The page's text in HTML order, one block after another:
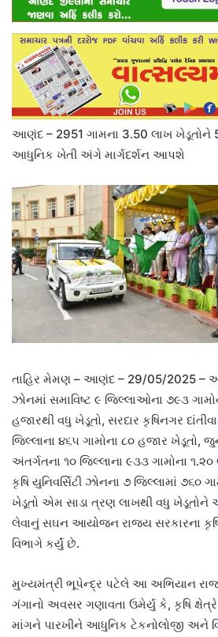
આણંદ – 2951 ગામના 3.50 લાખ ખેડૂતોને
આધુનિક ખેતી અંગે માર્ગદર્શન આપશે
તાહિર મેમણ – આણંદ – 29/05/2025 –
ઝોનમાં સમાવિષ્ટ ૯ જિલ્લાઓના ૭૯૩
હજારથી વધુ ખેડૂતો, સરદાર કૃષિનગર
જિલ્લાના ૪૬૫ ગામોના ૮૦ હજાર ખેડૂતો,
અંતર્ગતના ૧૦ જિલ્લાના ૯૩૩ ગામોના
કૃષિ યુનિવર્સિટી ઝોનના ૭ જિલ્લામાં ૭૬૦
ખેડૂતો એમ સાડા ત્રણ લાખથી વધુ
લેવાનું સઘન આયોજન રાજ્ય સરકારના
વિભાગે કર્યું છે.
મુખ્યમંત્રી ભૂપેન્દ્ર પટેલે આ અભિયાન
ગંગાનો અવસર ગણાવતા ઉમેર્યુ કે, કૃષિ
માંગને પારખીને આધુનિક ટેકનોલોજી અને